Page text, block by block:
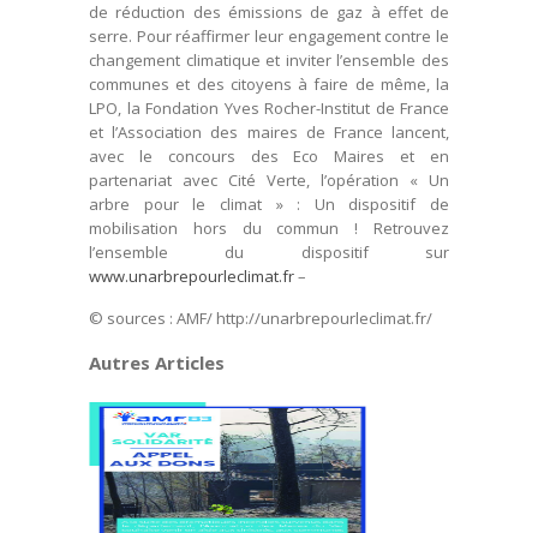
de réduction des émissions de gaz à effet de
serre. Pour réaffirmer leur engagement contre le
changement climatique et inviter l’ensemble des
communes et des citoyens à faire de même, la
LPO, la Fondation Yves Rocher-Institut de France
et l’Association des maires de France lancent,
avec le concours des Eco Maires et en
partenariat avec Cité Verte, l’opération « Un
arbre pour le climat » : Un dispositif de
mobilisation hors du commun ! Retrouvez
l’ensemble du dispositif sur
www.unarbrepourleclimat.fr–
© sources : AMF/ http://unarbrepourleclimat.fr/
Autres Articles